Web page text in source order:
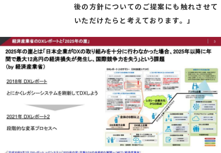
後の方針についてのご提案にも触れさせて
いただけたらと考えております。」